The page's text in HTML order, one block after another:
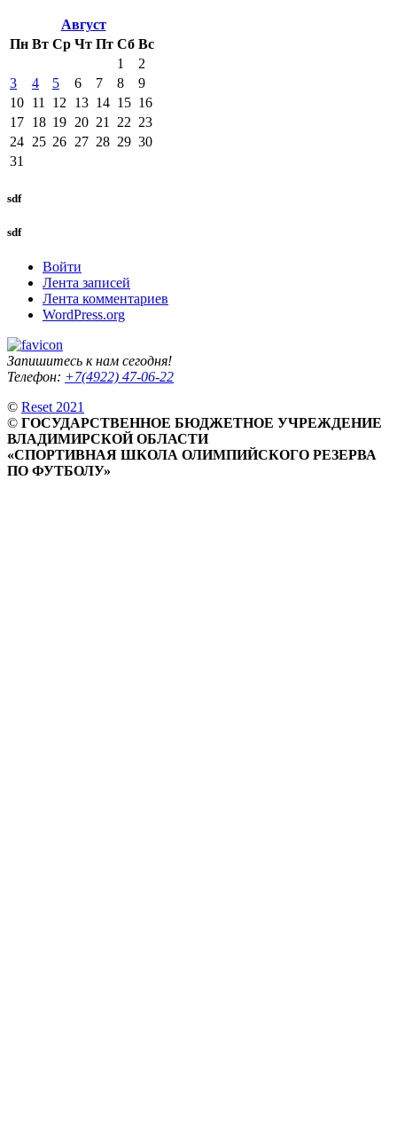
Август
Пн Вт Ср Чт Пт Сб Вс
1
2
3
4 5 6 7 8
9
10 11 12 13 14 15 16
17 18 19 20 21 22 23
24 25 26 27 28 29 30
31
sdf
sdf
Войти
Лента записей
Лента комментариев
WordPress.org
Запишитесь к нам сегодня!
Телефон: +7(4922) 47-06-22
© Reset 2021
© ГОСУДАРСТВЕННОЕ БЮДЖЕТНОЕ УЧРЕЖДЕНИЕ
ВЛАДИМИРСКОЙ ОБЛАСТИ
«СПОРТИВНАЯ ШКОЛА ОЛИМПИЙСКОГО РЕЗЕРВА
ПО ФУТБОЛУ»